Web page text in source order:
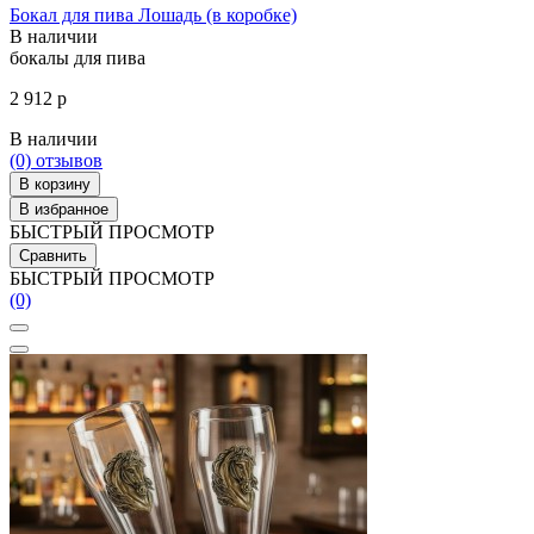
Бокал для пива Лошадь (в коробке)
В наличии
бокалы для пива
2 912 р
В наличии
(0) отзывов
В корзину
В избранное
БЫСТРЫЙ ПРОСМОТР
Сравнить
БЫСТРЫЙ ПРОСМОТР
(0)